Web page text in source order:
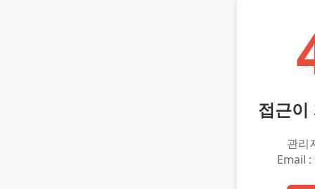
접근이
관리
Email